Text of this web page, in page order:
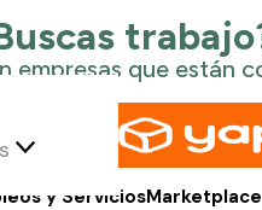
y ServiciosMarketplace